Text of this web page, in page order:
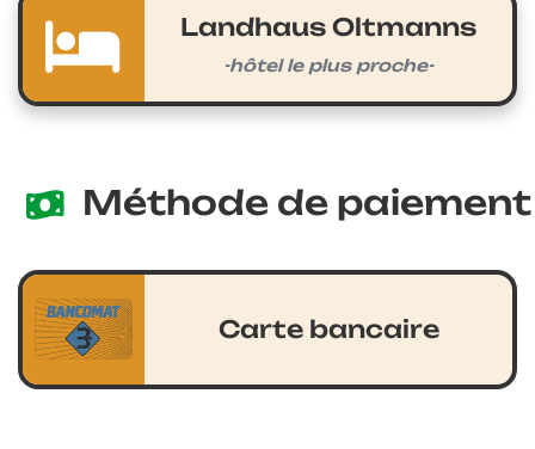
Landhaus Oltmanns
-hôtel le plus proche-
Méthode de paiement
Carte bancaire